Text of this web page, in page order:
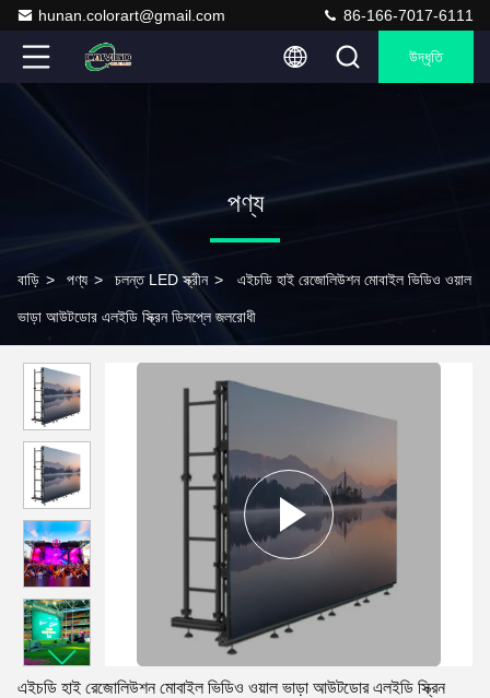
hunan.colorart@gmail.com 86-166-7017-6111
উদ্ধৃতি
পণ্য
বাড়ি > পণ্য > চলন্ত LED স্ক্রীন > এইচডি হাই রেজোলিউশন মোবাইল ভিডিও ওয়াল
ভাড়া আউটডোর এলইডি স্ক্রিন ডিসপ্লে জলরোধী
এইচডি হাই রেজোলিউশন মোবাইল ভিডিও ওয়াল ভাড়া আউটডোর এলইডি স্ক্রিন